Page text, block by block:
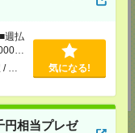
週払
円
… 気になる!
円相当プレゼ